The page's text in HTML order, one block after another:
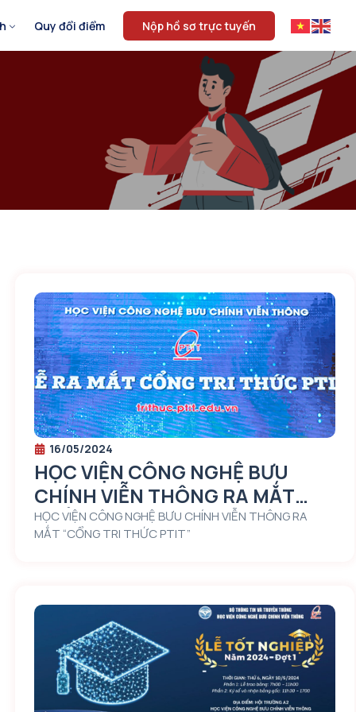
Quy đổi điểm Nộp hồ sơ trực tuyến
16/05/2024
HỌC VIỆN CÔNG NGHỆ BƯU
CHÍNH VIỄN THÔNG RA MẮT
“CỔNG TRI THỨC PTIT”
HỌC VIỆN CÔNG NGHỆ BƯU CHÍNH VIỄN THÔNG RA
MẮT “CỔNG TRI THỨC PTIT”